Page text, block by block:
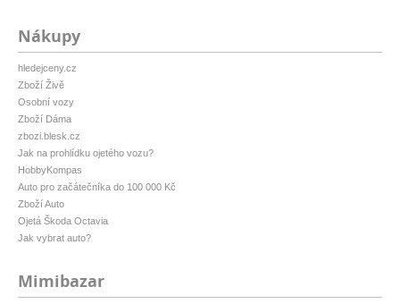
Nákupy
hledejceny.cz
Zboží Živě
Osobní vozy
Zboží Dáma
zbozi.blesk.cz
Jak na prohlídku ojetého vozu?
HobbyKompas
Auto pro začátečníka do 100 000 Kč
Zboží Auto
Ojetá Škoda Octavia
Jak vybrat auto?
Mimibazar